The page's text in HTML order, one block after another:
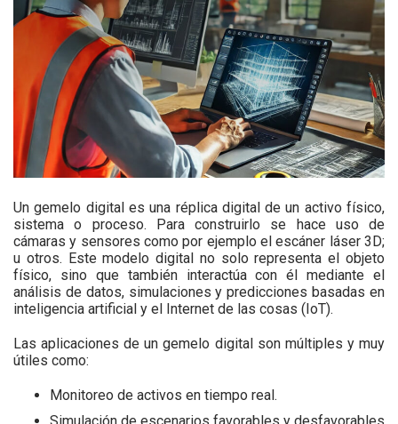
Ungemelo digital es una réplica digital de un activo físico,
sistema o proceso. Para construirlo se hace uso de
cámaras y sensores como por ejemplo el escáner láser 3D;
u otros. Este modelo digital no solo representa el objeto
físico, sino que también interactúa con él mediante el
análisis de datos, simulaciones y predicciones basadas en
inteligencia artificial y el Internet de las cosas (IoT).
Las aplicaciones de un gemelo digital son múltiples y muy
útiles como:
Monitoreo de activos en tiempo real.